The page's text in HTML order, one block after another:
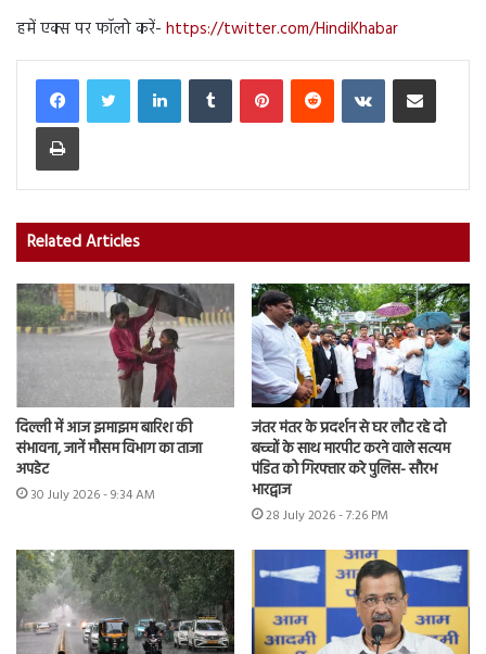
हमें एक्स पर फॉलो करें- https://twitter.com/HindiKhabar
LinkedInTumblr PinterestReddit VKontakteShare via Email
Print
Related Articles
दिल्ली में आज झमाझम बारिश की
संभावना, जानें मौसम विभाग का ताजा
अपडेट
30 July 2026 - 9:34 AM
जंतर मंतर के प्रदर्शन से घर लौट रहे दो
बच्चों के साथ मारपीट करने वाले सत्यम
पंडित को गिरफ्तार करे पुलिस- सौरभ
भारद्वाज
28 July 2026 - 7:26 PM